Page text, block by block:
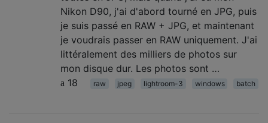
Nikon D90, j'ai d'abord tourné en JPG, puis
je suis passé en RAW + JPG, et maintenant
je voudrais passer en RAW uniquement. J'ai
littéralement des milliers de photos sur
mon disque dur. Les photos sont …
18
raw jpeg lightroom-3 windows batch